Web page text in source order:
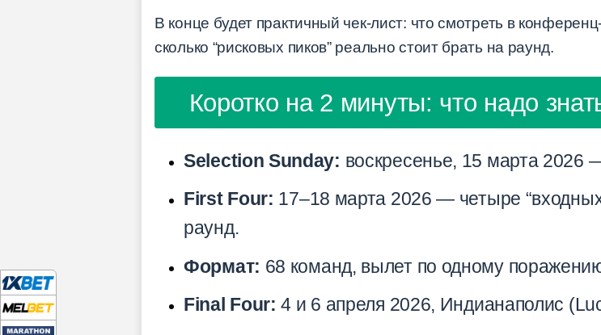
В конце будет практичный чек-лист: что смотреть в
сколько “рисковых пиков” реально стоит брать на раунд.
Коротко на 2 минуты: что надо
Selection Sunday: воскресенье, 15 марта 2026
First Four: 17–18 марта 2026 — четыре
раунд.
Формат: 68 команд, вылет по одному
Final Four: 4 и 6 апреля 2026, Индианаполис